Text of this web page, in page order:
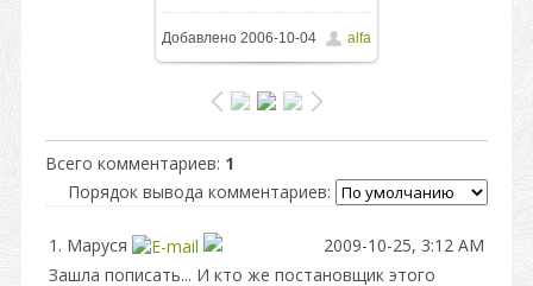
800x600/ 388.2Kb
Добавлено 2006-10-04 alfa
Всего комментариев: 1
Порядок вывода комментариев:
1. Маруся
2009-10-25, 3:12 AM
Зашла пописать... И кто же постановщик этого